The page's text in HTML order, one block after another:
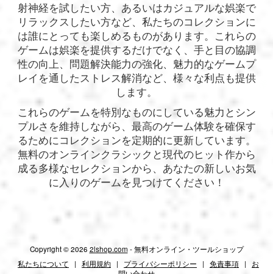
射神経を試したい方、あるいはカジュアルな娯楽で
リラックスしたい方など、私たちのコレクションに
は誰にとっても楽しめるものがあります。これらの
ゲームは娯楽を提供するだけでなく、手と目の協調
性の向上、問題解決能力の強化、魅力的なゲームプ
レイを通したストレス解消など、様々な利点も提供
します。
これらのゲームを特別なものにしている魅力とシン
プルさを維持しながら、最高のゲーム体験を確保す
るためにコレクションを定期的に更新しています。
無料のオンラインクラシックと現代のヒット作から
成る多様なセレクションから、あなたの新しいお気
に入りのゲームを見つけてください！
Copyright © 2026 2lshop.com - 無料オンライン・ツールショップ
私たちについて | 利用規約 | プライバシーポリシー | 免責事項 | お